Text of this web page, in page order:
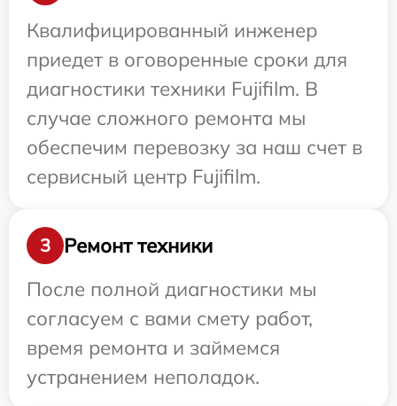
Квалифицированный инженер
приедет в оговоренные сроки для
диагностики техники Fujifilm. В
случае сложного ремонта мы
обеспечим перевозку за наш счет в
сервисный центр Fujifilm.
3
Ремонт техники
После полной диагностики мы
согласуем с вами смету работ,
время ремонта и займемся
устранением неполадок.